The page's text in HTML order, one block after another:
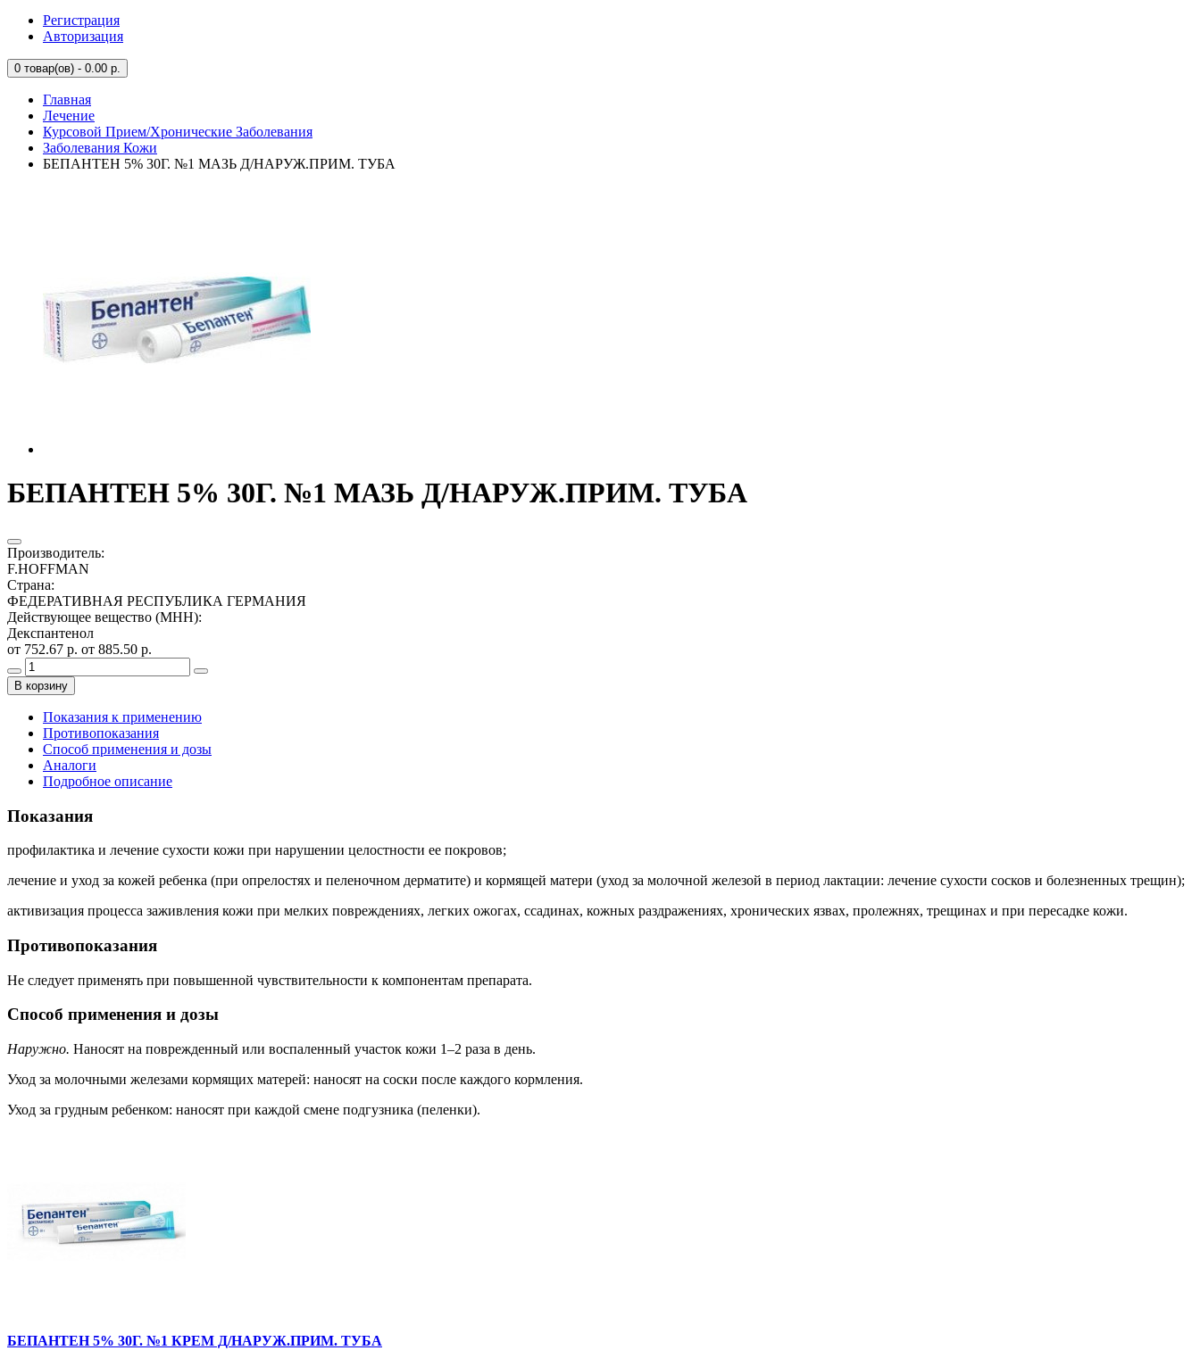
Регистрация
Авторизация
0 товар(ов) - 0.00 р.
Главная
Лечение
Курсовой Прием/Хронические Заболевания
Заболевания Кожи
БЕПАНТЕН 5% 30Г. №1 МАЗЬ Д/НАРУЖ.ПРИМ. ТУБА
БЕПАНТЕН 5% 30Г. №1 МАЗЬ Д/НАРУЖ.ПРИМ. ТУБА
Производитель:
F.HOFFMAN
Страна:
ФЕДЕРАТИВНАЯ РЕСПУБЛИКА ГЕРМАНИЯ
Действующее вещество (МНН):
Декспантенол
от 752.67 р. от 885.50 р.
В корзину
Показания к применению
Противопоказания
Способ применения и дозы
Аналоги
Подробное описание
Показания
профилактика и лечение сухости кожи при нарушении целостности ее покровов;
лечение и уход за кожей ребенка (при опрелостях и пеленочном дерматите) и кормящей матери (уход за молочной железой в период лактации: лечение сухости сосков и болезненных трещин);
активизация процесса заживления кожи при мелких повреждениях, легких ожогах, ссадинах, кожных раздражениях, хронических язвах, пролежнях, трещинах и при пересадке кожи.
Противопоказания
Не следует применять при повышенной чувствительности к компонентам препарата.
Способ применения и дозы
Наружно. Наносят на поврежденный или воспаленный участок кожи 1–2 раза в день.
Уход за молочными железами кормящих матерей: наносят на соски после каждого кормления.
Уход за грудным ребенком: наносят при каждой смене подгузника (пеленки).
БЕПАНТЕН 5% 30Г. №1 КРЕМ Д/НАРУЖ.ПРИМ. ТУБА